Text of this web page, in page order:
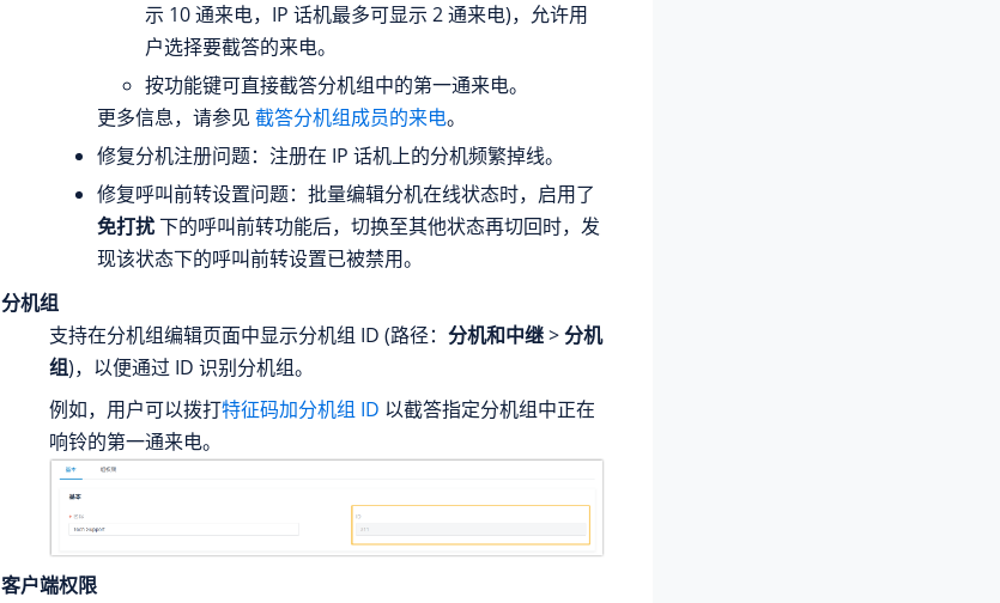
示 10 通来电，IP 话机最多可显示 2 通来电)，允许用
户选择要截答的来电。
按功能键可直接截答分机组中的第一通来电。
更多信息，请参见 截答分机组成员的来电。
修复分机注册问题：注册在 IP 话机上的分机频繁掉线。
修复呼叫前转设置问题：批量编辑分机在线状态时，启用了
免打扰下的呼叫前转功能后，切换至其他状态再切回时，发
现该状态下的呼叫前转设置已被禁用。
分机组
支持在分机组编辑页面中显示分机组 ID (路径： 分机和中继>分机
组)，以便通过 ID 识别分机组。
例如，用户可以拨打特征码加分机组 ID 以截答指定分机组中正在
响铃的第一通来电。
客户端权限